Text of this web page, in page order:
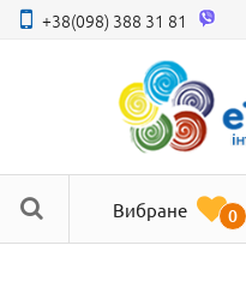
+38(098) 388 31 81
Вибране 0